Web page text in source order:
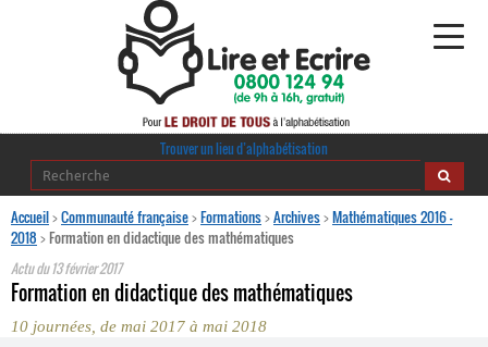
Alphabétisation
Trouver un lieu d’alphabétisation
Accueil>Communauté française>Formations>Archives>Mathématiques 2016 -
2018 >Formation en didactique des mathématiques
Actu du13 février 2017
Formation en didactique des mathématiques
10 journées, de mai 2017 à mai 2018